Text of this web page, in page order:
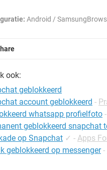
Android /
ook:
geblokkeerd
account geblokkeerd -
whatsapp profielfoto -
geblokkeerd snapchat
op Snapchat ✓ - Apps
geblokkeerd op messenger -